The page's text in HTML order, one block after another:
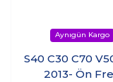
S40 C30 C70
2013- Ön